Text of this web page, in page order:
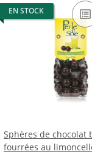
EN STOCK
Sphères de chocolat
fourrées au